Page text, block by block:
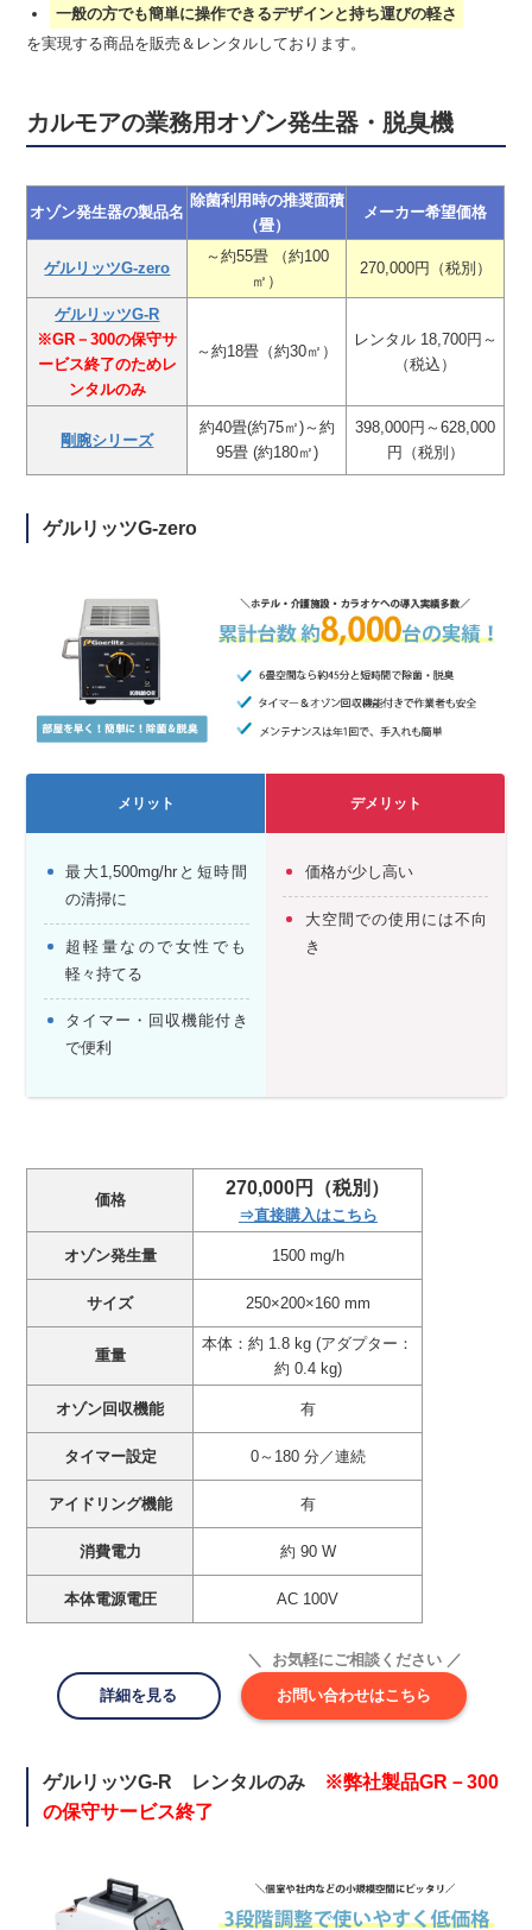
一般の方でも簡単に操作できるデザインと持ち運びの軽さ
を実現する商品を販売＆レンタルしております。
カルモアの業務用オゾン発生器・脱臭機
オゾン発生器の製品名
除菌利用時の推奨面積
（畳）
メーカー希望価格
ゲルリッツG-zero
～約55畳 （約100
㎡）
270,000円（税別）
ゲルリッツG-R
※GR－300の保守サ
ービス終了のためレ
ンタルのみ
～約18畳（約30㎡）
レンタル 18,700円～
（税込）
剛腕シリーズ
約40畳(約75㎡)～約
95畳 (約180㎡)
398,000円～628,000
円（税別）
ゲルリッツG-zero
メリット
最大1,500mg/hrと短時間
の清掃に
超軽量なので女性でも
軽々持てる
タイマー・回収機能付き
で便利
デメリット
価格が少し高い
大空間での使用には不向
き
価格
270,000円（税別）
⇒直接購入はこちら
オゾン発生量 1500 mg/h
サイズ 250×200×160 mm
重量
本体：約 1.8 kg (アダプター：
約 0.4 kg)
オゾン回収機能 有
タイマー設定 0～180 分／連続
アイドリング機能 有
消費電力 約 90 W
本体電源電圧 AC 100V
＼ お気軽にご相談ください ／
詳細を見る
お問い合わせはこちら
ゲルリッツG-R レンタルのみ ※弊社製品GR－300
の保守サービス終了